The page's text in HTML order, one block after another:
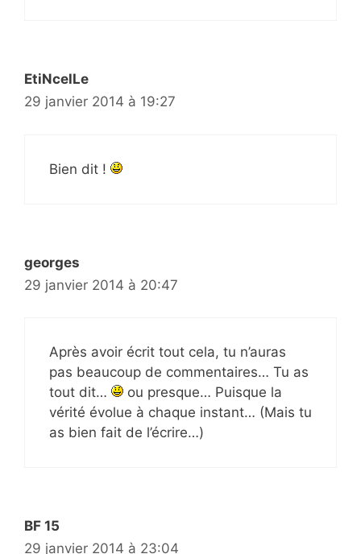
EtiNcelLe
29 janvier 2014 à 19:27
Bien dit !
georges
29 janvier 2014 à 20:47
Après avoir écrit tout cela, tu n’auras
pas beaucoup de commentaires… Tu as
tout dit…
ou presque… Puisque la
vérité évolue à chaque instant… (Mais tu
as bien fait de l’écrire…)
BF 15
29 janvier 2014 à 23:04